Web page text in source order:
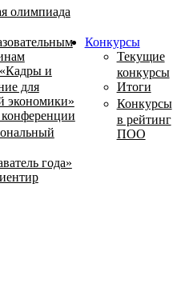
олимпиада
и
для
экономики»
года»
Конкурсы
Текущие
конкурсы
Итоги
Конкурсы
в рейтинг
ПОО